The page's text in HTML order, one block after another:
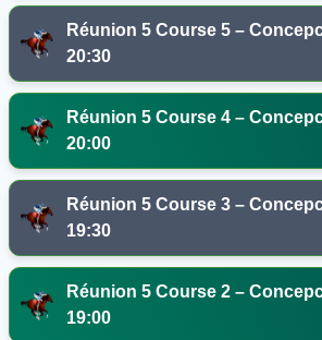
Réunion 5 Course 5 –
20:30
Réunion 5 Course 4 –
20:00
Réunion 5 Course 3 –
19:30
Réunion 5 Course 2 –
19:00